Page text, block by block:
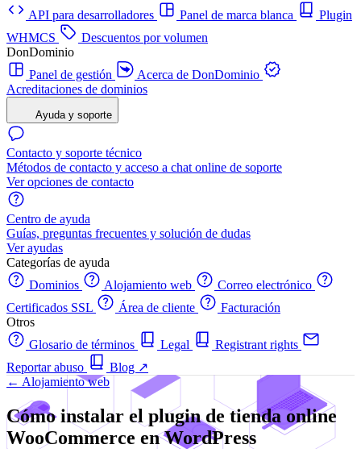
API para desarrolladores
Panel de marca blanca
Plugin
WHMCS
Descuentos por volumen
DonDominio
Panel de gestión
Acerca de DonDominio
Acreditaciones de dominios
Ayuda y soporte
Contacto y soporte técnico
Métodos de contacto y acceso a chat online de soporte
Ver opciones de contacto
Centro de ayuda
Guías, preguntas frecuentes y solución de dudas
Ver ayudas
Categorías de ayuda
Dominios
Alojamiento web
Correo electrónico
Certificados SSL
Área de cliente
Facturación
Otros
Glosario de términos
Legal
Registrant rights
Reportar abuso
Blog ↗
← Alojamiento web
Cómo instalar el plugin de tienda online
WooCommerce en WordPress